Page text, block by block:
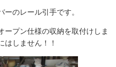
のレール引手です。
ープン仕様の収納を取付けしま
はしません！！